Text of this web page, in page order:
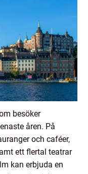
besöker
åren. På
och caféer,
ett flertal teatrar
kan erbjuda en